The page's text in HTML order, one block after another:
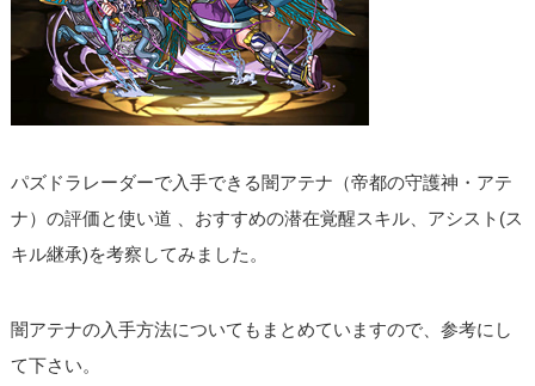
パズドラレーダーで入手できる闇アテナ（帝都の守護神・アテ
ナ）の評価と使い道 、おすすめの潜在覚醒スキル、アシスト(ス
キル継承)を考察してみました。
闇アテナの入手方法についてもまとめていますので、参考にし
て下さい。